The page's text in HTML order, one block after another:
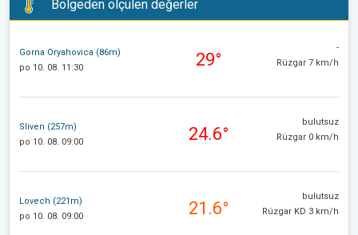
Bölgeden ölçülen değerler
Gorna Oryahovica (86m)
po 10. 08. 11:30
29°
-
Rüzgar 7 km/h
Sliven (257m)
po 10. 08. 09:00
24.6°
bulutsuz
Rüzgar 0 km/h
Lovech (221m)
po 10. 08. 09:00
21.6°
bulutsuz
Rüzgar KD 3 km/h